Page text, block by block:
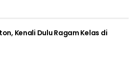
Kenali Dulu Ragam Kelas di